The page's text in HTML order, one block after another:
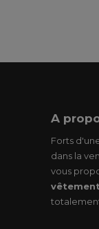
A
Forts
dans la
vous